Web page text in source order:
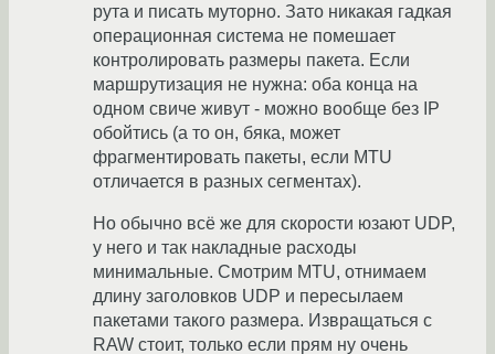
рута и писать муторно. Зато никакая гадкая
операционная система не помешает
контролировать размеры пакета. Если
маршрутизация не нужна: оба конца на
одном свиче живут - можно вообще без IP
обойтись (а то он, бяка, может
фрагментировать пакеты, если MTU
отличается в разных сегментах).
Но обычно всё же для скорости юзают UDP,
у него и так накладные расходы
минимальные. Смотрим MTU, отнимаем
длину заголовков UDP и пересылаем
пакетами такого размера. Извращаться с
RAW стоит, только если прям ну очень